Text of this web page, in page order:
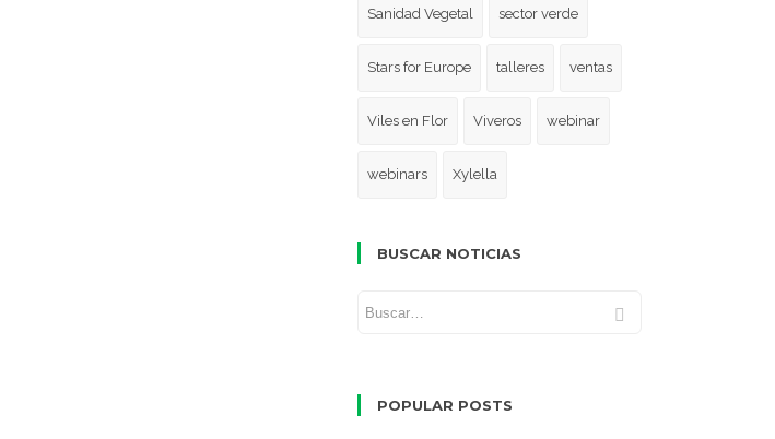
Sanidad Vegetal sector verde
Stars for Europe talleres ventas
Viles en Flor Viveros webinar
webinars Xylella
BUSCAR NOTICIAS
POPULAR POSTS